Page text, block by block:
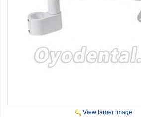
View larger image